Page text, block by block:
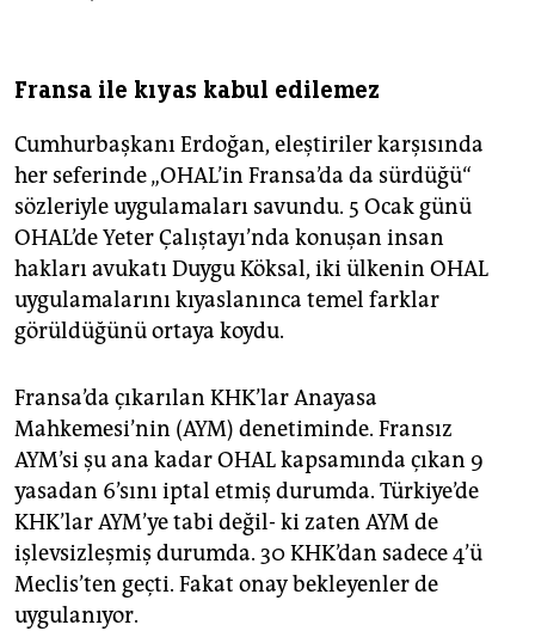
Fransa ile kıyas kabul edilemez
Cumhurbaşkanı Erdoğan, eleştiriler karşısında
her seferinde „OHAL’in Fransa’da da sürdüğü“
sözleriyle uygulamaları savundu. 5 Ocak günü
OHAL’de Yeter Çalıştayı’nda konuşan insan
hakları avukatı Duygu Köksal, iki ülkenin OHAL
uygulamalarını kıyaslanınca temel farklar
görüldüğünü ortaya koydu.
Fransa’da çıkarılan KHK’lar Anayasa
Mahkemesi’nin (AYM) denetiminde. Fransız
AYM’si şu ana kadar OHAL kapsamında çıkan 9
yasadan 6’sını iptal etmiş durumda. Türkiye’de
KHK’lar AYM’ye tabi değil- ki zaten AYM de
işlevsizleşmiş durumda. 30 KHK’dan sadece 4’ü
Meclis’ten geçti. Fakat onay bekleyenler de
uygulanıyor.